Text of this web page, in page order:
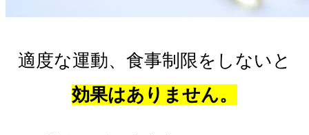
適度な運動、食事制限をしないと
効果はありません。